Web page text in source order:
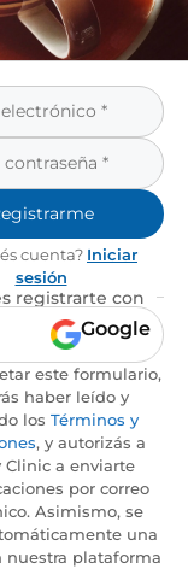
cuenta? Iniciar
sesión
registrarte con
Google
este formulario,
haber leído y
los Términos y
, y autorizás a
Clinic a enviarte
por correo
Asimismo, se
una
nuestra plataforma